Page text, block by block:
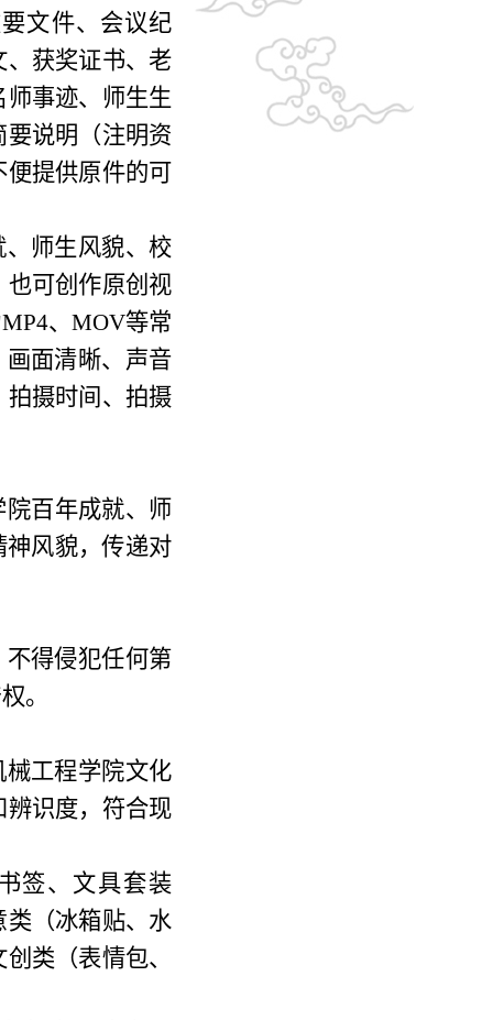
文件、会议纪
、获奖证书、老
事迹、师生生
说明（注明资
便提供原件的可
师生风貌、校
也可创作原创视
、MOV等常
面清晰、声音
拍摄时间、拍摄
院百年成就、师
神风貌，传递对
得侵犯任何第
。
工程学院文化
辨识度，符合现
签、文具套装
类（冰箱贴、水
类（表情包、